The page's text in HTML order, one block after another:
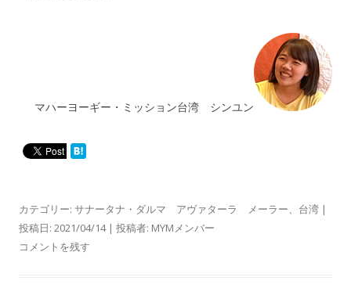
マハーヨーギー・ミッション台湾 シンユン
カテゴリー: サナータナ・ダルマ アヴァターラ メーラー、 台湾 |
投稿日: 2021/04/14| 投稿者: MYMメンバー
コメントを残す